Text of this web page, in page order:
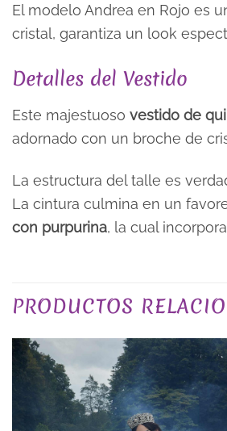
El modelo Andrea en Rojo es
cristal, garantiza un look
Detalles del Vestido
Este majestuoso vestido de
adornado con un broche de
La estructura del talle es
La cintura culmina en un
con purpurina, la cual
EXCLUSIVO_ONLINE
PLAZO DE ENTREGA
PRODUCTOS